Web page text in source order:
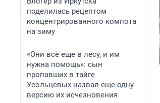
поделилась рецептом
концентрированного компота
на зиму
«Они всё еще в лесу, и им
нужна помощь»: сын
пропавших в тайге
Усольцевых назвал еще одну
версию их исчезновения